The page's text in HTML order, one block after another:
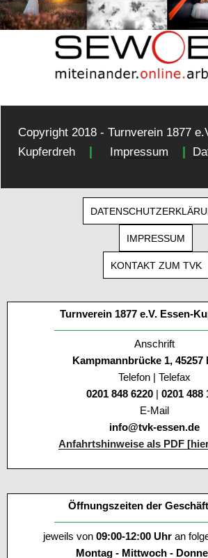
Copyright 2018 - Turnverein 1877
Kupferdreh
Impressum
IMPRESSUM
KONTAKT ZUM TVK
Turnverein 1877 e.V. Essen-
Anschrift
Kampmannbrücke 1, 45257
Telefon | Telefax
0201 848 6220 | 0201 488
E-Mail
info@tvk-essen.de
Anfahrtshinweise als PDF
Öffnungszeiten der
jeweils von 09:00-12:00 Uhr an
Montag - Mittwoch -